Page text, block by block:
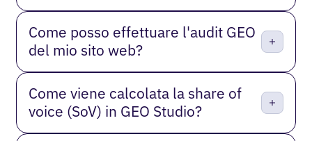
Come posso effettuare l'audit GEO
del mio sito web?
Come viene calcolata la share of
voice (SoV) in GEO Studio?